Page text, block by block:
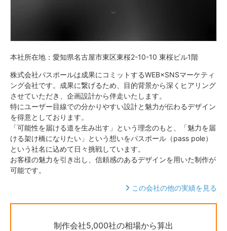
本社所在地：愛知県名古屋市東区東桜2-10-10 東桜ビル1階
株式会社パスポールは成果にコミットするWEB×SNSマーケティ
ング会社です。成果に繋げるため、目的背景から深くヒアリング
させていただき、企画設計から伴走いたします。
特にユーザー目線での分かりやすい設計と魅力が伝わるデザイン
を得意としております。
「可能性を届ける道を生み出す」という理念のもと、「魅力を届
ける架け橋になりたい」という想いをパスポール（pass pole）
という社名に込めて日々挑戦しています。
お客様の魅力を引き出し、信頼感のあるデザインを用いた制作が
可能です。
この会社の他の実績を見る
制作会社5,000社の相場から算出